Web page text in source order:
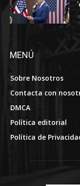
MENÚ
Sobre Nosotros
Contacta con
DMCA
Política editorial
Política de